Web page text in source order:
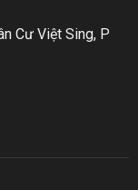
Cư Việt Sing, P